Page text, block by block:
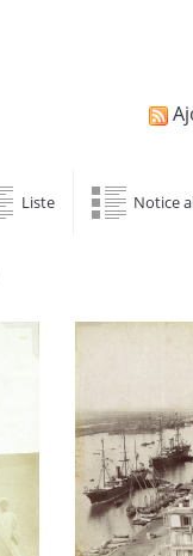
Liste Notice